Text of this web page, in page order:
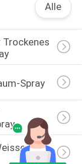
Alle
Trockenes
Spray